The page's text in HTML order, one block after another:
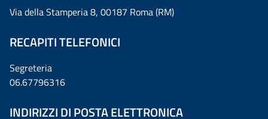
Via della Stamperia 8, 00187 Roma (RM)
RECAPITI TELEFONICI
Segreteria
06.67796316
INDIRIZZI DI POSTA ELETTRONICA